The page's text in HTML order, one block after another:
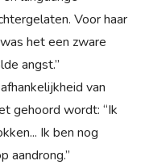
Voor haar
het een zware
angst.”
van
gehoord wordt: “Ik
Ik ben nog
aandrong.”